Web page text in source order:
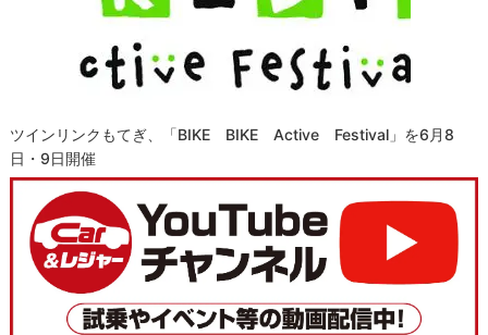
ツインリンクもてぎ、「BIKE BIKE Active Festival」を6月8
日・9日開催